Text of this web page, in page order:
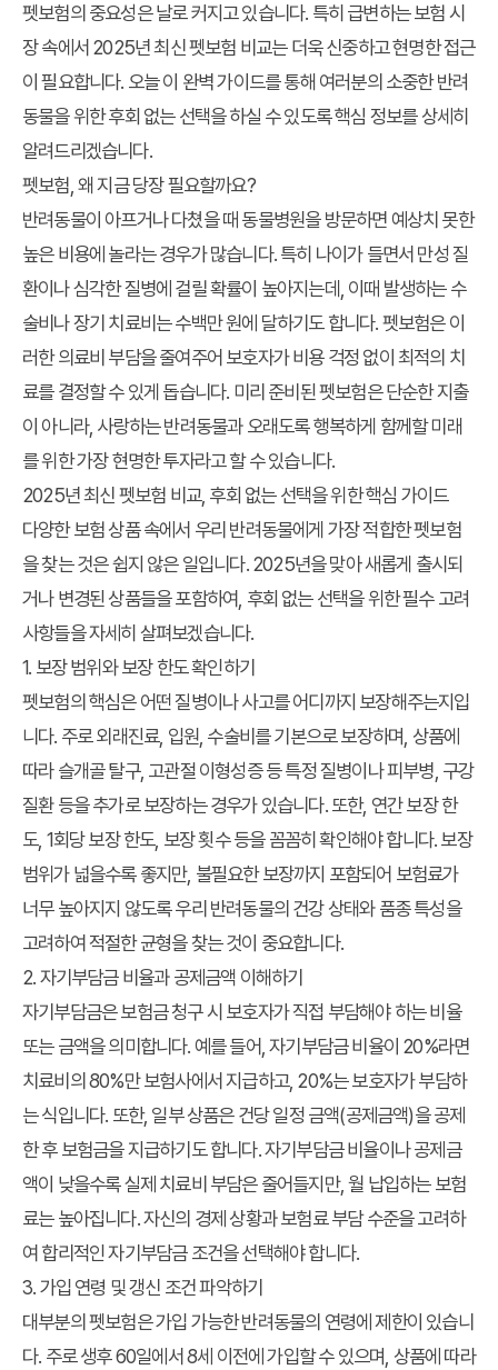
펫보험의 중요성은 날로 커지고 있습니다. 특히 급변하는 보험 시
장 속에서 2025년 최신 펫보험 비교는 더욱 신중하고 현명한 접근
이 필요합니다. 오늘 이 완벽 가이드를 통해 여러분의 소중한 반려
동물을 위한 후회 없는 선택을 하실 수 있도록 핵심 정보를 상세히
알려드리겠습니다.
펫보험, 왜 지금 당장 필요할까요?
반려동물이 아프거나 다쳤을 때 동물병원을 방문하면 예상치 못한
높은 비용에 놀라는 경우가 많습니다. 특히 나이가 들면서 만성 질
환이나 심각한 질병에 걸릴 확률이 높아지는데, 이때 발생하는 수
술비나 장기 치료비는 수백만 원에 달하기도 합니다. 펫보험은 이
러한 의료비 부담을 줄여주어 보호자가 비용 걱정 없이 최적의 치
료를 결정할 수 있게 돕습니다. 미리 준비된 펫보험은 단순한 지출
이 아니라, 사랑하는 반려동물과 오래도록 행복하게 함께할 미래
를 위한 가장 현명한 투자라고 할 수 있습니다.
2025년 최신 펫보험 비교, 후회 없는 선택을 위한 핵심 가이드
다양한 보험 상품 속에서 우리 반려동물에게 가장 적합한 펫보험
을 찾는 것은 쉽지 않은 일입니다. 2025년을 맞아 새롭게 출시되
거나 변경된 상품들을 포함하여, 후회 없는 선택을 위한 필수 고려
사항들을 자세히 살펴보겠습니다.
1. 보장 범위와 보장 한도 확인하기
펫보험의 핵심은 어떤 질병이나 사고를 어디까지 보장해주는지입
니다. 주로 외래진료, 입원, 수술비를 기본으로 보장하며, 상품에
따라 슬개골 탈구, 고관절 이형성증 등 특정 질병이나 피부병, 구강
질환 등을 추가로 보장하는 경우가 있습니다. 또한, 연간 보장 한
도, 1회당 보장 한도, 보장 횟수 등을 꼼꼼히 확인해야 합니다. 보장
범위가 넓을수록 좋지만, 불필요한 보장까지 포함되어 보험료가
너무 높아지지 않도록 우리 반려동물의 건강 상태와 품종 특성을
고려하여 적절한 균형을 찾는 것이 중요합니다.
2. 자기부담금 비율과 공제금액 이해하기
자기부담금은 보험금 청구 시 보호자가 직접 부담해야 하는 비율
또는 금액을 의미합니다. 예를 들어, 자기부담금 비율이 20%라면
치료비의 80%만 보험사에서 지급하고, 20%는 보호자가 부담하
는 식입니다. 또한, 일부 상품은 건당 일정 금액(공제금액)을 공제
한 후 보험금을 지급하기도 합니다. 자기부담금 비율이나 공제금
액이 낮을수록 실제 치료비 부담은 줄어들지만, 월 납입하는 보험
료는 높아집니다. 자신의 경제 상황과 보험료 부담 수준을 고려하
여 합리적인 자기부담금 조건을 선택해야 합니다.
3. 가입 연령 및 갱신 조건 파악하기
대부분의 펫보험은 가입 가능한 반려동물의 연령에 제한이 있습니
다. 주로 생후 60일에서 8세 이전에 가입할 수 있으며, 상품에 따라